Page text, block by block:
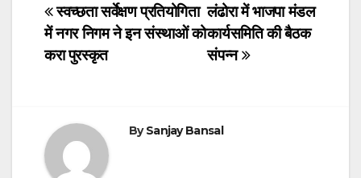
c
e
b
o
k
tt
er
at
s
k
e
ail
Post
navigation
लंढोरा में भाजपा मंडल
कार्यसमिति की बैठक
संपन्न
स्वच्छता सर्वेक्षण प्रतियोगिता
में नगर निगम ने इन संस्थाओं को
करा पुरस्कृत
BySanjay Bansal